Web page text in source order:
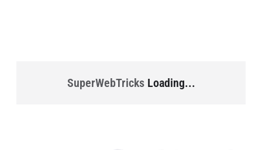
SuperWebTricksLoading...